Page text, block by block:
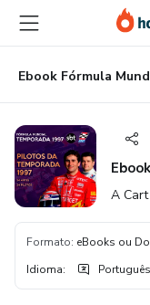
para
conteúdo
principal
para
pagamento
para
rodapé
A
Formato: eBooks ou
Idioma: Português